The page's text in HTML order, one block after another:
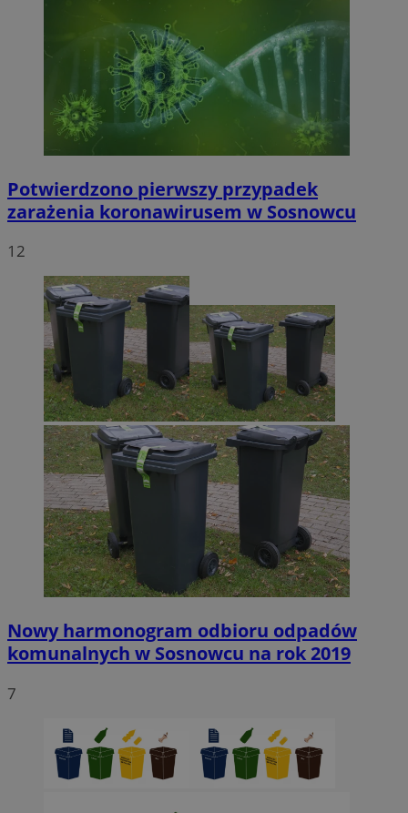
Potwierdzono pierwszy przypadek
zarażenia koronawirusem w Sosnowcu
12
Nowy harmonogram odbioru odpadów
komunalnych w Sosnowcu na rok 2019
7